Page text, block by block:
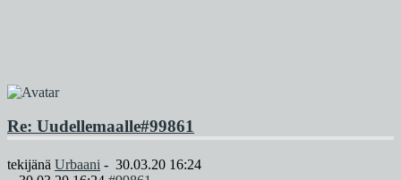
Re: Uudellemaalle#99861
tekijänä Urbaani - 30.03.20 16:24